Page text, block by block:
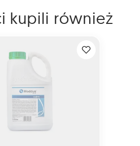
kupili również